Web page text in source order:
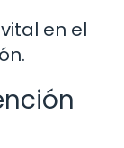
en el